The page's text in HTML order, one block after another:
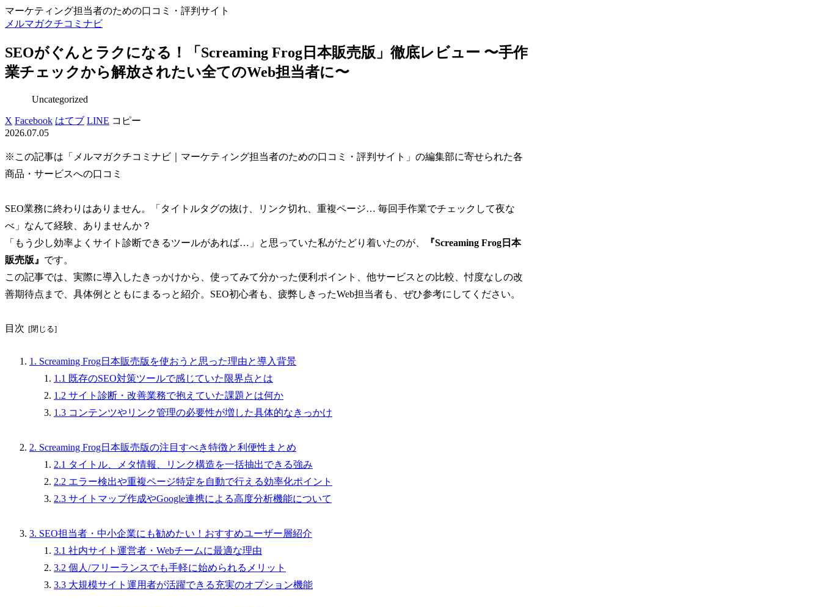
マーケティング担当者のための口コミ・評判サイト
メルマガクチコミナビ
SEOがぐんとラクになる！「Screaming Frog日本販売版」徹底レビュー 〜手作
業チェックから解放されたい全てのWeb担当者に〜
Uncategorized
X Facebook はてブ LINE コピー
2026.07.05
※この記事は「メルマガクチコミナビ｜マーケティング担当者のための口コミ・評判サイト」の編集部に寄せられた各
商品・サービスへの口コミ
SEO業務に終わりはありません。「タイトルタグの抜け、リンク切れ、重複ページ… 毎回手作業でチェックして夜な
べ」なんて経験、ありませんか？
「もう少し効率よくサイト診断できるツールがあれば…」と思っていた私がたどり着いたのが、
『Screaming Frog日本
販売版』 です。
この記事では、実際に導入したきっかけから、使ってみて分かった便利ポイント、他サービスとの比較、忖度なしの改
善期待点まで、具体例とともにまるっと紹介。SEO初心者も、疲弊しきったWeb担当者も、ぜひ参考にしてください。
目次
1. Screaming Frog日本販売版を使おうと思った理由と導入背景
1.1 既存のSEO対策ツールで感じていた限界点とは
1.2 サイト診断・改善業務で抱えていた課題とは何か
1.3 コンテンツやリンク管理の必要性が増した具体的なきっかけ
2. Screaming Frog日本販売版の注目すべき特徴と利便性まとめ
2.1 タイトル、メタ情報、リンク構造を一括抽出できる強み
2.2 エラー検出や重複ページ特定を自動で行える効率化ポイント
2.3 サイトマップ作成やGoogle連携による高度分析機能について
3. SEO担当者・中小企業にも勧めたい！おすすめユーザー層紹介
3.1 社内サイト運営者・Webチームに最適な理由
3.2 個人/フリーランスでも手軽に始められるメリット
3.3 大規模サイト運用者が活躍できる充実のオプション機能